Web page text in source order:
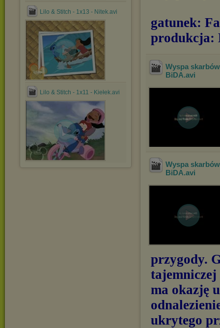
Lilo & Stitch - 1x13 - Nitek.avi
Lilo & Stitch - 1x11 - Kiełek.avi
gatunek:
produkcja:
Wyspa
BiDA.avi
Wyspa
BiDA.avi
przygody.
tajemniczej
ma okazję
ukrytego